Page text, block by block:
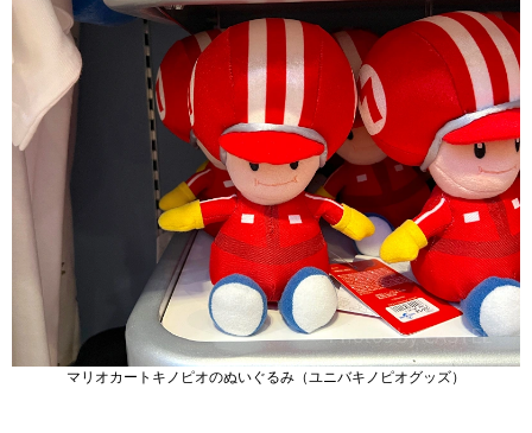
マリオカートキノピオのぬいぐるみ（ユニバキノピオグッズ）